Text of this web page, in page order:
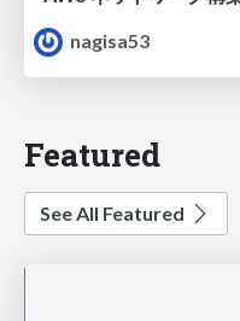
nagisa53
Featured
See All Featured